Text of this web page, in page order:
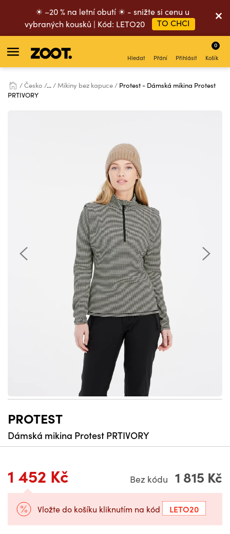
☀ –20 % na letní obutí ☀ - snižte si cenu u
vybraných kousků | Kód: LETO20
TO CHCI
Hledat Přání Přihlásit Košík
0
Česko ... Mikiny bez kapuce
Protest - Dámská mikina Protest
PRTIVORY
PROTEST
Dámská mikina Protest PRTIVORY
1 452 Kč Bez kódu 1 815 Kč
Vložte do košíku kliknutím na kód LETO20